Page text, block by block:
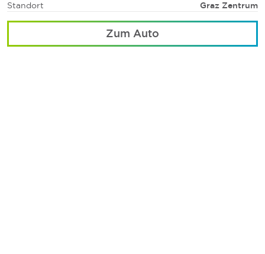
Standort
Graz Zentrum
Zum Auto